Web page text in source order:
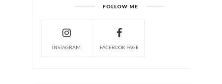
FOLLOW ME
INSTAGRAM FACEBOOK PAGE